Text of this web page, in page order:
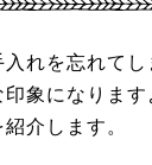
れを忘れて
象になります
介します。